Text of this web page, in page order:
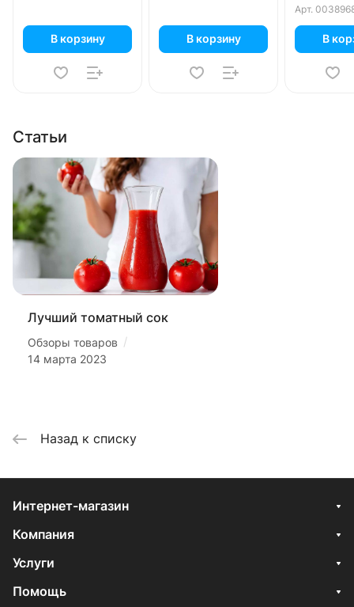
В корзину В корзину
Арт.
В
Статьи
Лучший томатный сок
Обзоры товаров /
14 марта 2023
Назад к списку
Интернет-магазин
Компания
Услуги
Помощь